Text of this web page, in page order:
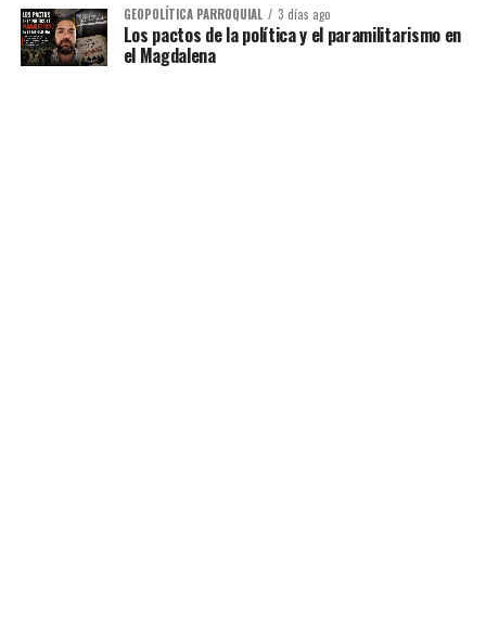
GEOPOLÍTICA PARROQUIAL 3 días ago
Los pactos de la política y el paramilitarismo en
el Magdalena